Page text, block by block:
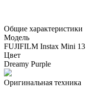
Общие характеристики
Модель
FUJIFILM Instax Mini 13
Цвет
Dreamy Purple
Оригинальная техника